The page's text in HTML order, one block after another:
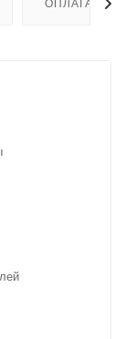
ОПЛАТА